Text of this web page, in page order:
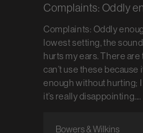
Complaints: Oddly
Complaints: Oddly
lowest setting, the
hurts my ears. There
can’t use these because
enough without hurting; I
it’s really disappointing....
Reactie van
Bowers & Wilkins